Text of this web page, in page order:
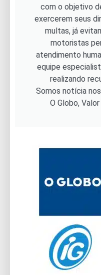
com o objetivo
exercerem seus
multas, já
motoristas
atendimento
equipe
realizando
Somos notícia
O Globo,